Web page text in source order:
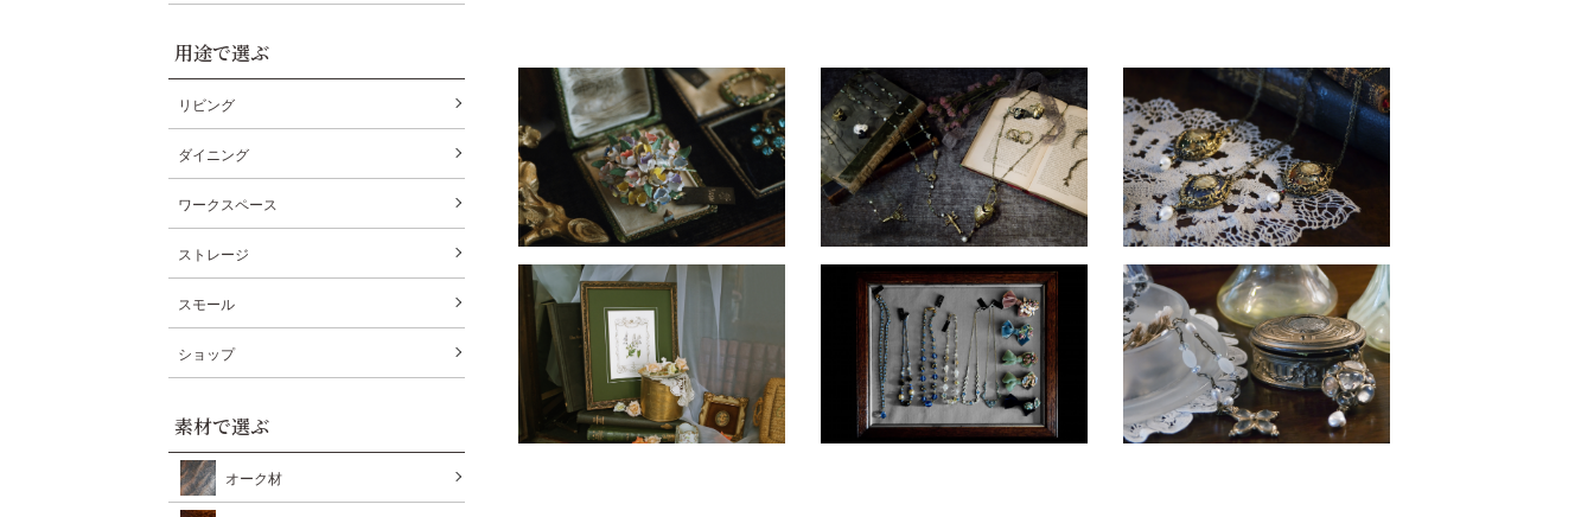
用途で選ぶ
リビング
ダイニング
ワークスペース
ストレージ
スモール
ショップ
素材で選ぶ
オーク材